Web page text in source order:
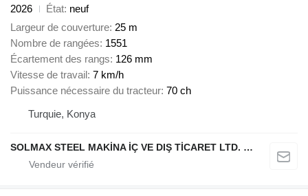
2026
État neuf
Largeur de couverture 25 m
Nombre de rangées 1551
Écartement des rangs 126 mm
Vitesse de travail 7 km/h
Puissance nécessaire du tracteur 70 ch
Turquie, Konya
SOLMAX STEEL MAKİNA İÇ VE DIŞ TİCARET LTD. ŞTİ.